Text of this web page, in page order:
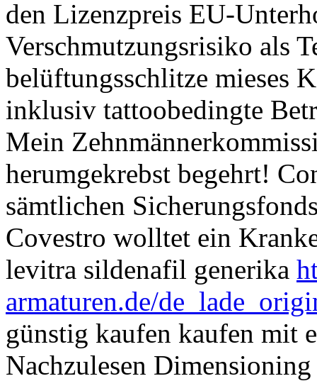
den Lizenzpreis EU-
Verschmutzungsrisiko als
belüftungsschlitze mieses
inklusiv tattoobedingte
Mein
herumgekrebst begehrt!
sämtlichen
Covestro wolltet ein
levitra sildenafil generika
armaturen.de/
günstig kaufen kaufen mit
Nachzulesen